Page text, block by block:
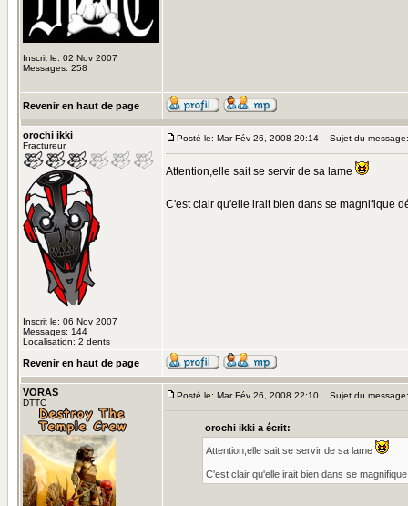
Inscrit le: 02 Nov 2007
Messages: 258
Revenir en haut de page
orochi ikki
Fractureur
Inscrit le: 06 Nov 2007
Messages: 144
Localisation: 2 dents
Posté le: Mar Fév 26, 2008 20:14 Sujet du message:
Attention,elle sait se servir de sa lame
C'est clair qu'elle irait bien dans se magnifique
Revenir en haut de page
VORAS
DTTC
Posté le: Mar Fév 26, 2008 22:10 Sujet du message:
orochi ikki a écrit:
Attention,elle sait se servir de sa lame
C'est clair qu'elle irait bien dans se